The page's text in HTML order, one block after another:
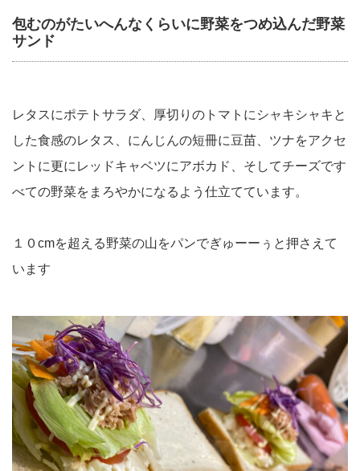
包むのがたいへんなくらいに野菜をつめ込んだ野菜
サンド
レタスにポテトサラダ、厚切りのトマトにシャキシャキと
した食感のレタス、にんじんの短冊に豆苗、ツナをアクセ
ントに更にレッドキャベツにアボカド、そしてチーズです
べての野菜をまろやかになるよう仕立てています。
１０cmを超える野菜の山をパンでぎゅーーぅと押さえて
います